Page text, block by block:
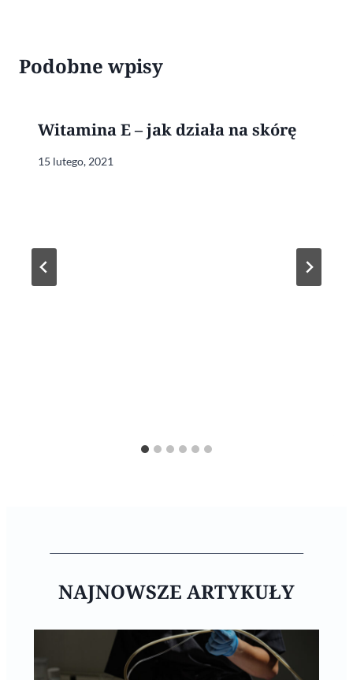
Podobne wpisy
Witamina E – jak działa na skórę
15 lutego, 2021
NAJNOWSZE ARTYKUŁY